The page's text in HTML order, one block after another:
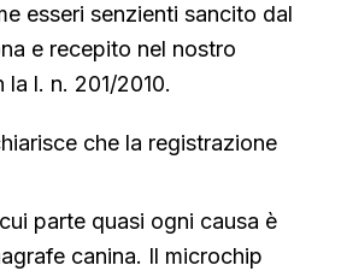
esseri senzienti sancito dal
e recepito nel nostro
l. n. 201/2010.
che la registrazione
parte quasi ogni causa è
canina. Il microchip